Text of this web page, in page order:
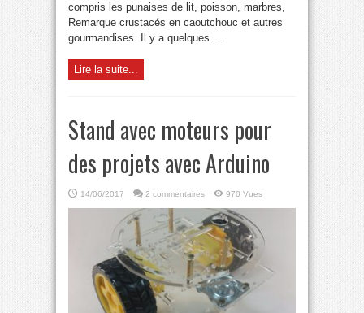
compris les punaises de lit, poisson, marbres,
Remarque crustacés en caoutchouc et autres
gourmandises. Il y a quelques ...
Lire la suite...
Stand avec moteurs pour
des projets avec Arduino
14/06/2017 2 commentaires 970 Vues